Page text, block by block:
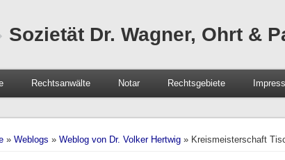
Sozietät Dr. Wagner, Ohrt &
Rechtsanwälte Notar Rechtsgebiete
hier
» Weblogs » Weblog von Dr. Volker Hertwig» Kreismeisterschaft